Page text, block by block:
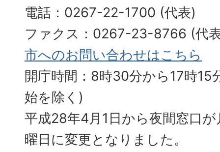
電話：0267-22-1700 (代表)
ファクス：0267-23-8766 (
市へのお問い合わせはこちら
開庁時間：8時30分から17時15
始を除く)
平成28年4月1日から夜間窓口
曜日に変更となりました。